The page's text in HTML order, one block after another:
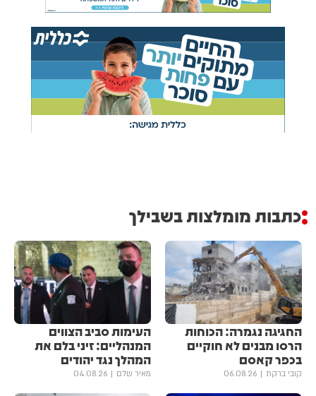
כתבות מומלצות בשבילך
החגיגה נגמרה: הכוחות
הרסו מבנים לא חוקיים
בכפר קאסם
קובי ברקת 06.08.26
העימות סביב הצווים
המנהליים: זיני בלם את
המהלך נגד יהודים
מאיר שלם 04.08.26